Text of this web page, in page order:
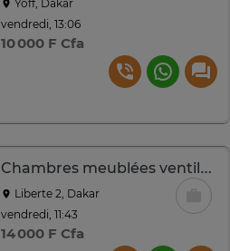
Yoff, Dakar
vendredi, 13:06
10 000 F Cfa
Chambres meublées ventilées ou climatisées
Liberte 2, Dakar
vendredi, 11:43
14 000 F Cfa